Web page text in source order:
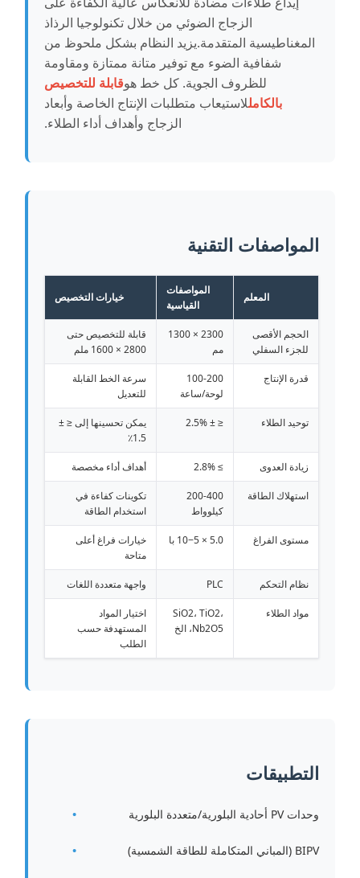
الزجاج الضوئي من خلال تكنولوجيا الرذاذ
المغناطيسية المتقدمة.يزيد النظام بشكل ملحوظ من
شفافية الضوء مع توفير متانة ممتازة ومقاومة
للظروف الجوية. كل خط هوقابلة للتخصيص
بالكامللاستيعاب متطلبات الإنتاج الخاصة وأبعاد
الزجاج وأهداف أداء الطلاء.
المواصفات التقنية
المعلم
المواصفات
القياسية
خيارات التخصيص
الحجم الأقصى
للجزء السفلي
2300 × 1300
مم
قابلة للتخصيص حتى
2800 × 1600 ملم
قدرة الإنتاج
100-200
لوحة/ساعة
سرعة الخط القابلة
للتعديل
توحيد الطلاء ≤ ± 2.5%
يمكن تحسينها إلى ≤ ±
1.5٪
زيادة العدوى ≥ 2.8% أهداف أداء مخصصة
استهلاك الطاقة
200-400
كيلوواط
تكوينات كفاءة في
استخدام الطاقة
مستوى الفراغ 5.0 × 10−5 با
خيارات فراغ أعلى
متاحة
نظام التحكم PLC واجهة متعددة اللغات
مواد الطلاء
SiO2، TiO2،
Nb2O5، الخ
اختيار المواد
المستهدفة حسب
الطلب
التطبيقات
وحدات PV أحادية البلورية/متعددة البلورية
BIPV (المباني المتكاملة للطاقة الشمسية)